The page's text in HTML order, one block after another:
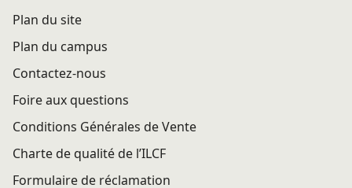
Plan du site
Plan du campus
Contactez-nous
Foire aux questions
Conditions Générales de Vente
Charte de qualité de l’ILCF
Formulaire de réclamation